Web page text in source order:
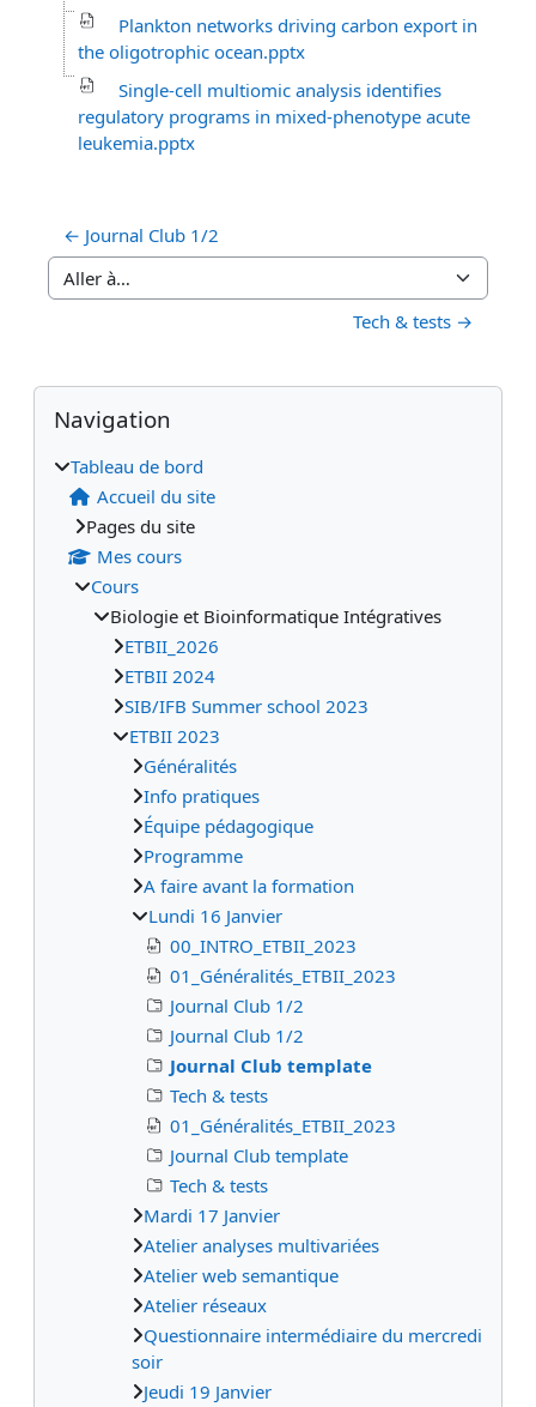
Plankton networks driving carbon export in
the oligotrophic ocean.pptx
Single-cell multiomic analysis identifies
regulatory programs in mixed-phenotype acute
leukemia.pptx
← Journal Club 1/2
Aller à…
Tech & tests →
Blocs
Blocs supplémentaires
Passer Navigation
Navigation
Tableau de bord
Accueil du site
Pages du site
Mes cours
Cours
Biologie et Bioinformatique Intégratives
ETBII_2026
ETBII 2024
SIB/IFB Summer school 2023
ETBII 2023
Généralités
Info pratiques
Équipe pédagogique
Programme
A faire avant la formation
Lundi 16 Janvier
00_INTRO_ETBII_2023
01_Généralités_ETBII_2023
Journal Club 1/2
Journal Club 1/2
Journal Club template
Tech & tests
01_Généralités_ETBII_2023
Journal Club template
Tech & tests
Mardi 17 Janvier
Atelier analyses multivariées
Atelier web semantique
Atelier réseaux
Questionnaire intermédiaire du mercredi
soir
Jeudi 19 Janvier